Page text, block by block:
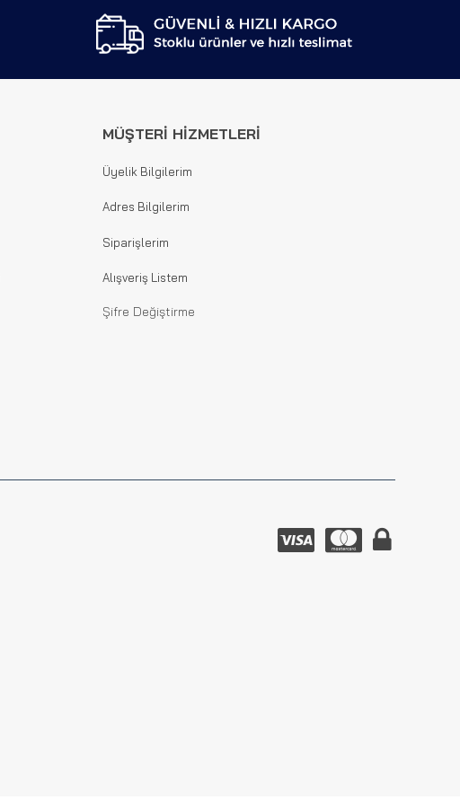
MÜŞTERİ HİZMETLERİ
Üyelik Bilgilerim
Adres Bilgilerim
Siparişlerim
Alışveriş Listem
Şifre Değiştirme